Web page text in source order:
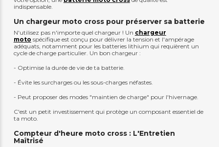
indispensable.
Un chargeur moto cross pour préserver sa batterie
N'utilisez pas n'importe quel chargeur ! Un chargeur
moto spécifique est conçu pour délivrer la tension et l'ampérage
adéquats, notamment pour les batteries lithium qui requièrent un
cycle de charge particulier. Un bon chargeur :
- Optimise la durée de vie de ta batterie.
- Évite les surcharges ou les sous-charges néfastes.
- Peut proposer des modes "maintien de charge" pour l'hivernage.
C'est un petit investissement qui protège un composant essentiel de
ta moto.
Compteur d'heure moto cross : L'Entretien
Maîtrisé